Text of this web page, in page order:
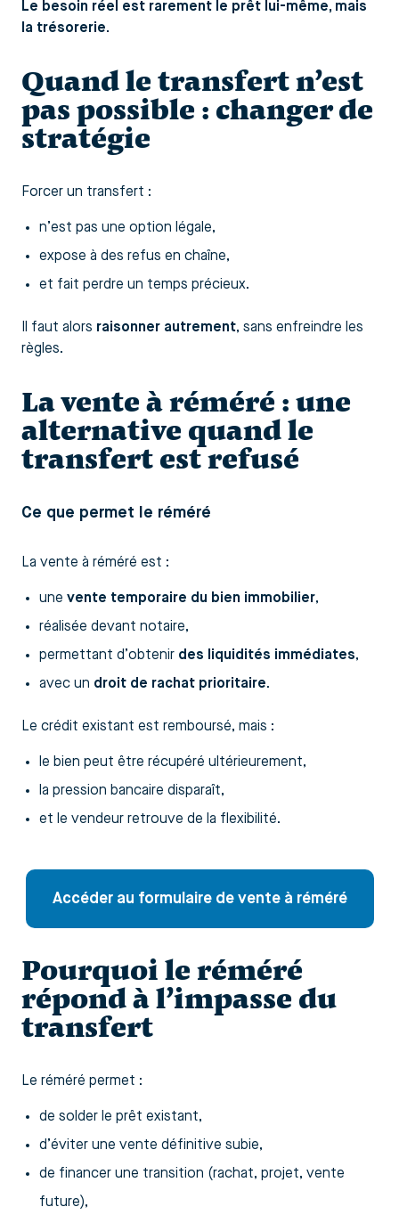
Le besoin réel est rarement le prêt lui-même, mais
la trésorerie.
Quand le transfert n’est
pas possible : changer de
stratégie
Forcer un transfert :
n’est pas une option légale,
expose à des refus en chaîne,
et fait perdre un temps précieux.
Il faut alors raisonner autrement, sans enfreindre les
règles.
La vente à réméré : une
alternative quand le
transfert est refusé
Ce que permet le réméré
La vente à réméré est :
une vente temporaire du bien immobilier,
réalisée devant notaire,
permettant d’obtenir des liquidités immédiates,
avec un droit de rachat prioritaire.
Le crédit existant est remboursé, mais :
le bien peut être récupéré ultérieurement,
la pression bancaire disparaît,
et le vendeur retrouve de la flexibilité.
Accéder au formulaire de vente à réméré
Pourquoi le réméré
répond à l’impasse du
transfert
Le réméré permet :
de solder le prêt existant,
d’éviter une vente définitive subie,
de financer une transition (rachat, projet, vente
future),